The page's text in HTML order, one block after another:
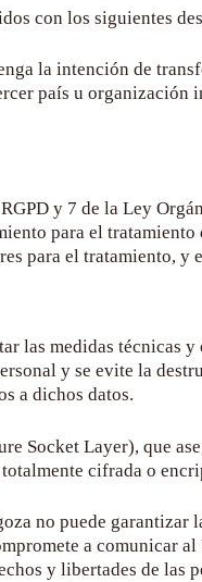
con los siguientes
la intención de
país u
y 7 de la Ley
para el
para el tratamiento,
las medidas técnicas
y se evite la
a dichos datos.
Socket Layer), que
cifrada o
no puede garantizar
a comunicar
y libertades de